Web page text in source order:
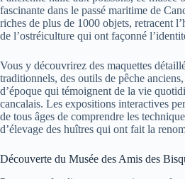
fascinante dans le passé maritime de
riches de plus de 1000 objets, retracent
de l’ostréiculture qui ont façonné
Vous y découvrirez des maquettes
traditionnels, des outils de pêche
d’époque qui témoignent de la vie
cancalais. Les expositions interactives
de tous âges de comprendre les
d’élevage des huîtres qui ont fait la
Découverte du Musée des Amis des